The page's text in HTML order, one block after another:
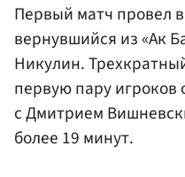
Первый матч провел
вернувшийся из «Ак
Никулин.
первую пару игроков
сДмитрием
более 19 минут.